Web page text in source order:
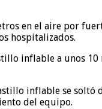
en el aire por
hospitalizados.
inflable a unos
inflable se soltó
del equipo.